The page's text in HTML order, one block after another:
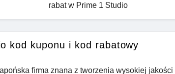
rabat w Prime 1 Studio
kod kuponu i kod rabatowy
firma znana z tworzenia wysokiej